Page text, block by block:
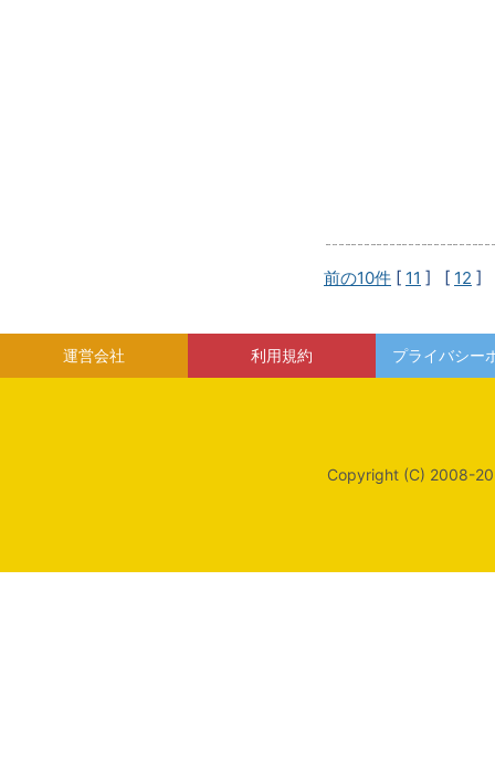
前の10件 [ 11 ] [ 12 ]
運営会社 利用規約 プライバシー
Copyright (C) 2008-